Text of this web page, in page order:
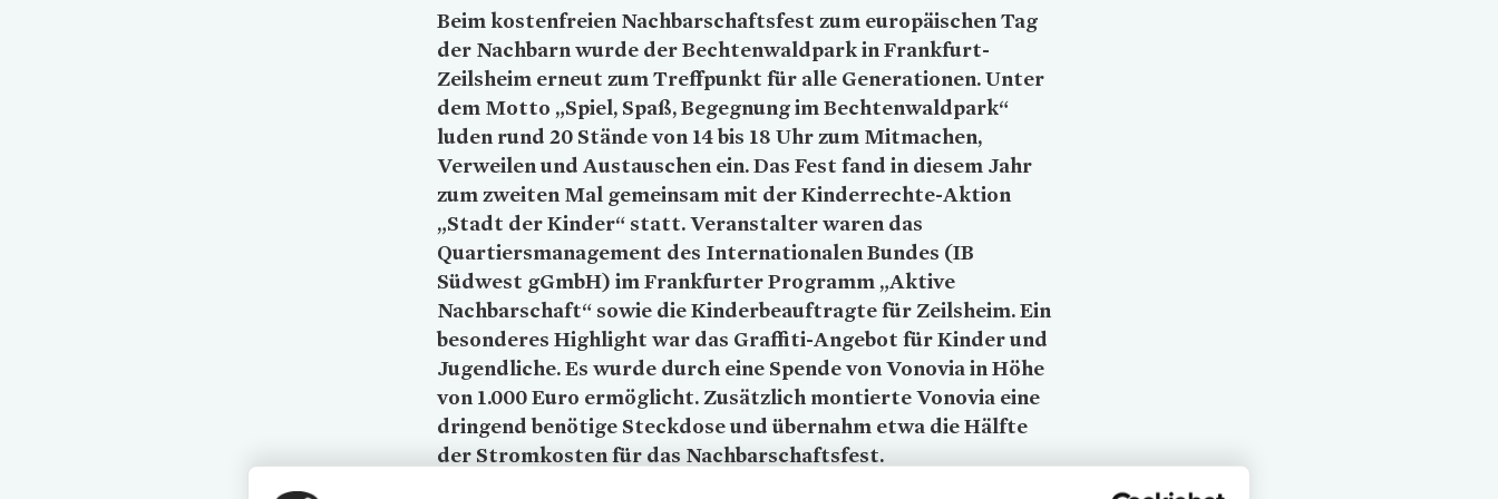
Beim kostenfreien Nachbarschaftsfest zum europäischen Tag
der Nachbarn wurde der Bechtenwaldpark in Frankfurt-
Zeilsheim erneut zum Treffpunkt für alle Generationen. Unter
dem Motto „Spiel, Spaß, Begegnung im Bechtenwaldpark“
luden rund 20 Stände von 14 bis 18 Uhr zum Mitmachen,
Verweilen und Austauschen ein. Das Fest fand in diesem Jahr
zum zweiten Mal gemeinsam mit der Kinderrechte-Aktion
„Stadt der Kinder“ statt. Veranstalter waren das
Quartiersmanagement des Internationalen Bundes (IB
Südwest gGmbH) im Frankfurter Programm „Aktive
Nachbarschaft“ sowie die Kinderbeauftragte für Zeilsheim. Ein
besonderes Highlight war das Graffiti-Angebot für Kinder und
Jugendliche. Es wurde durch eine Spende vonVonoviain Höhe
von 1.000 Euro ermöglicht. Zusätzlich montierteVonovia eine
dringend benötige Steckdose und übernahm etwa die Hälfte
der Stromkosten für das Nachbarschaftsfest.